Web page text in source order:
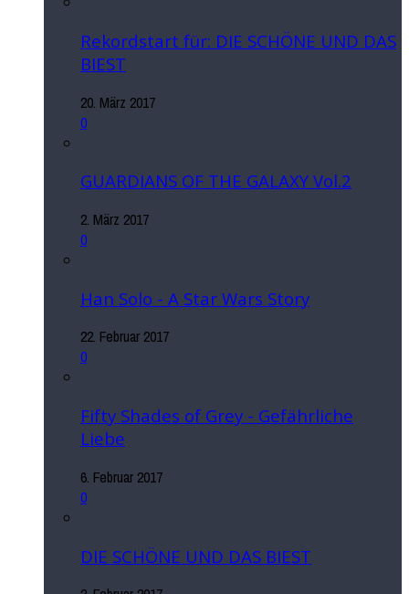
Rekordstart für: DIE SCHÖNE UND DAS
BIEST
20. März 2017
0
GUARDIANS OF THE GALAXY Vol.2
2. März 2017
0
Han Solo - A Star Wars Story
22. Februar 2017
0
Fifty Shades of Grey - Gefährliche
Liebe
6. Februar 2017
0
DIE SCHÖNE UND DAS BIEST